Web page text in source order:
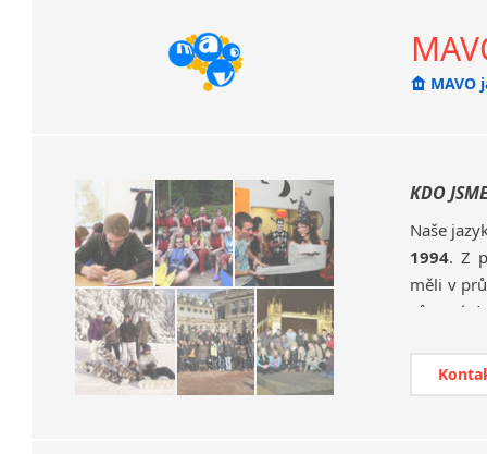
MAVO
KDO
Naše
1994. Z
měli v
zůstavá